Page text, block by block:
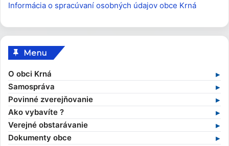
Informácia o spracúvaní osobných údajov obce Krná
Menu
O obci Krná
Základné informácie
Profil obce
História obce
Obecné symboly
Kultúra
Zaujímavosti
Samospráva
Samospráva v súčasnosti
Obecný úrad
Starosta obce
Zamestnanci obce
Hlavný kontrolór
Povinné zverejňovanie
Zmluvy
Faktúry
Objednávky
Ako vybavíte ?
Stavebný poriadok
Výruby drevín
Dane a poplatky
Verejné obstarávanie
Verejné obstarávania
Profil verejného obstarávateľa
Dokumenty obce